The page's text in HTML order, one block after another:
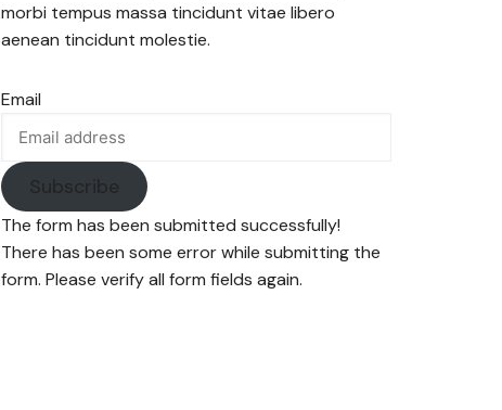
morbi tempus massa tincidunt vitae libero
aenean tincidunt molestie.
Email
Subscribe
The form has been submitted successfully!
There has been some error while submitting the
form. Please verify all form fields again.